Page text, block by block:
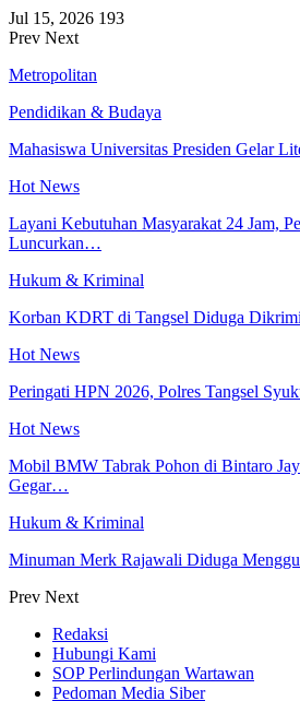
Jul 15, 2026 193
Prev Next
Metropolitan
Pendidikan & Budaya
Mahasiswa Universitas Presiden Gelar
Hot News
Layani Kebutuhan Masyarakat 24 Jam,
Luncurkan…
Hukum & Kriminal
Korban KDRT di Tangsel Diduga
Hot News
Peringati HPN 2026, Polres Tangsel
Hot News
Mobil BMW Tabrak Pohon di Bintaro
Gegar…
Hukum & Kriminal
Minuman Merk Rajawali Diduga
Prev Next
Redaksi
Hubungi Kami
SOP Perlindungan Wartawan
Pedoman Media Siber